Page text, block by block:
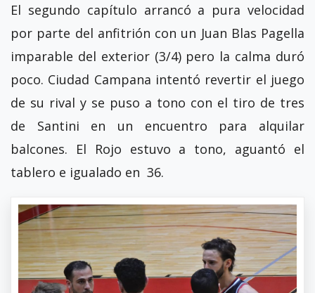
El segundo capítulo arrancó a pura velocidad
por parte del anfitrión con un Juan Blas Pagella
imparable del exterior (3/4) pero la calma duró
poco. Ciudad Campana intentó revertir el juego
de su rival y se puso a tono con el tiro de tres
de Santini en un encuentro para alquilar
balcones. El Rojo estuvo a tono, aguantó el
tablero e igualado en 36.